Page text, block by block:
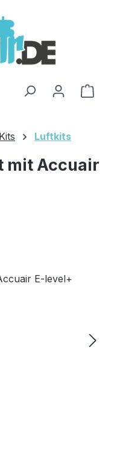
Luftkits
mit Accuair